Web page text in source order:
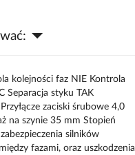
kolejności faz NIE Kontrola
Separacja styku TAK
zaciski śrubowe 4,0
na szynie 35 mm Stopień
silników
fazami, oraz uszkodzenia